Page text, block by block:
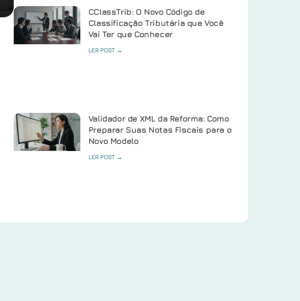
CClassTrib: O Novo Código de
Classificação Tributária que Você
Vai Ter que Conhecer
LER POST →
Validador de XML da Reforma: Como
Preparar Suas Notas Fiscais para o
Novo Modelo
LER POST →